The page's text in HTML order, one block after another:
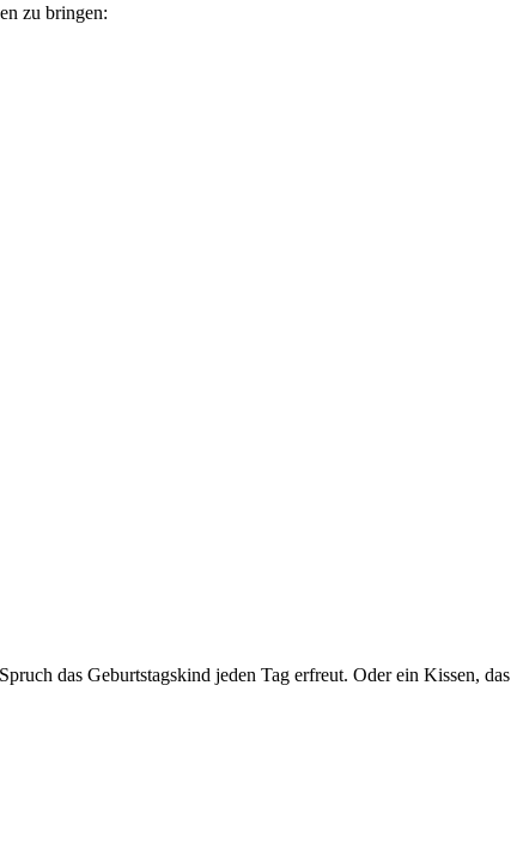
zu bringen:
das Geburtstagskind jeden Tag erfreut. Oder ein Kissen, das